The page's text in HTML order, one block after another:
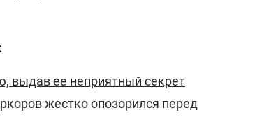
выдав ее неприятный секрет
жестко опозорился перед